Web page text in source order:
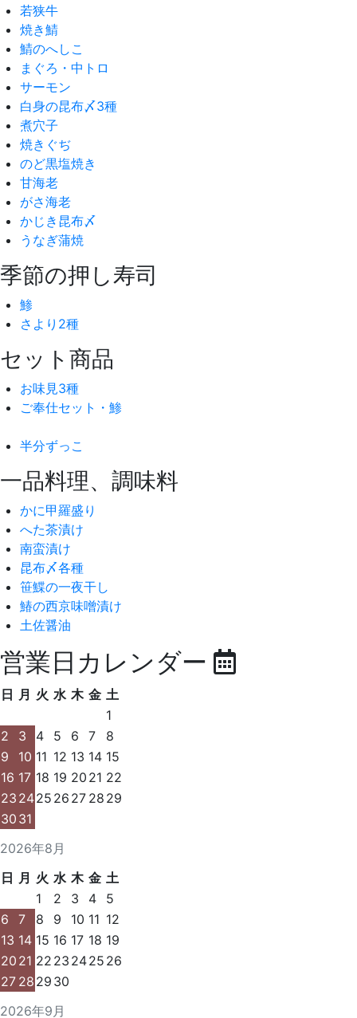
若狭牛
焼き鯖
鯖のへしこ
まぐろ・中トロ
サーモン
白身の昆布〆3種
煮穴子
焼きぐぢ
のど黒塩焼き
甘海老
がさ海老
かじき昆布〆
うなぎ蒲焼
季節の押し寿司
鯵
さより2種
セット商品
お味見3種
ご奉仕セット・鯵
半分ずっこ
一品料理、調味料
かに甲羅盛り
へた茶漬け
南蛮漬け
昆布〆各種
笹鰈の一夜干し
鰆の西京味噌漬け
土佐醤油
営業日カレンダー
2026年8月
日 月 火 水 木 金 土
1
2
3 4 5 6 7
8
9
10 11 12 13 14 15
16 17 18 19 20 21 22
23 2425 26 27 28 29
30 31
2026年9月
日 月 火 水 木 金 土
1
2 3 4
5
6
7 8 9 10 11 12
13 14 15 16 17 18 19
20 21 22 23 2425 26
27 28 29 30